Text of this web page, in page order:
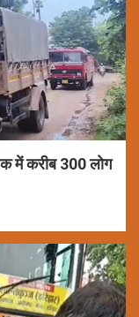
में करीब 300 लोग